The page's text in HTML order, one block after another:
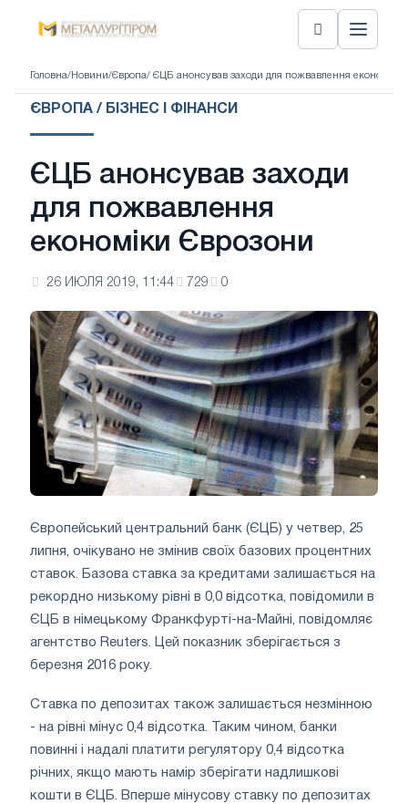
Головна/ Новини/Європа/ ЄЦБ анонсував заходи для пожвавлення економіки
ЄВРОПА / БІЗНЕС І ФІНАНСИ
ЄЦБ анонсував заходи
для пожвавлення
економіки Єврозони
26 ИЮЛЯ 2019, 11:44 729 0
Європейський центральний банк (ЄЦБ) у четвер, 25
липня, очікувано не змінив своїх базових процентних
ставок. Базова ставка за кредитами залишається на
рекордно низькому рівні в 0,0 відсотка, повідомили в
ЄЦБ в німецькому Франкфурті-на-Майні, повідомляє
агентство Reuters. Цей показник зберігається з
березня 2016 року.
Ставка по депозитах також залишається незмінною
- на рівні мінус 0,4 відсотка. Таким чином, банки
повинні і надалі платити регулятору 0,4 відсотка
річних, якщо мають намір зберігати надлишкові
кошти в ЄЦБ. Вперше мінусову ставку по депозитах